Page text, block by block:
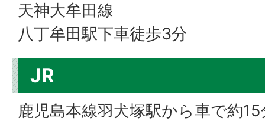
天神大牟田線
八丁牟田駅下車徒歩3分
JR
鹿児島本線羽犬塚駅から車で約15